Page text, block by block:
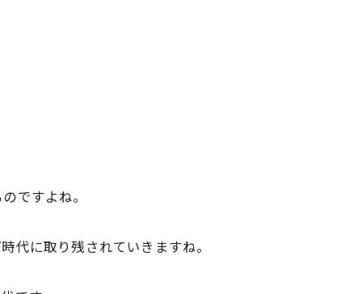
ですよね。
代に取り残されていきますね。